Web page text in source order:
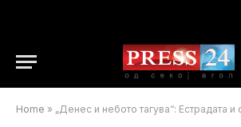
Home » „Денес и небото тагува“: Естрадата и семејството се простуваат